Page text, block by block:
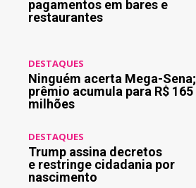
pagamentos em bares e
restaurantes
DESTAQUES
Ninguém acerta Mega-Sena;
prêmio acumula para R$ 165
milhões
DESTAQUES
Trump assina decretos
e restringe cidadania por
nascimento